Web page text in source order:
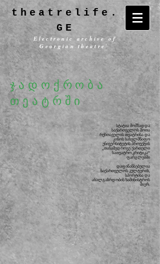
theatrelife.
GE
Electronic archive of
Georgian theatre
ჯადოქრობა
თეატრში
სტატია მომზადდა
საქართველოს შოთა
რუსთაველის თეატრისა და
კინოს სახელმწიფო
უნივერსიტეტის პროექტის
„თანამედროვე ქართული
სათეატრო კრიტიკა“
ფარგლებში
.
დაფინანსებულია
საქართველოს კულტურის,
სპორტისა და
ახალგაზრდობის სამინისტროს
მიერ.